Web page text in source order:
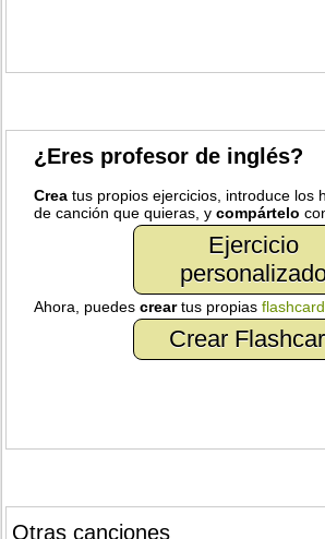
¿Eres profesor de inglés?
Crea tus propios ejercicios, introduce los
de canción que quieras, ycompártelo
Ejercicio
Ahora, puedescreartus propias
Crear
Otras canciones